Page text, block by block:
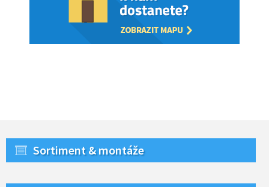
Sortiment & montáže